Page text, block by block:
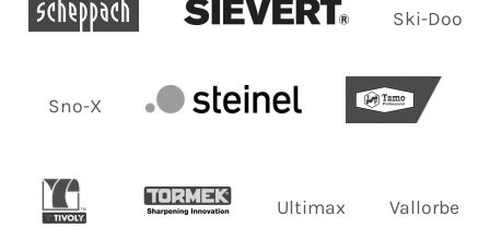
Ski-Doo
Sno-X
Ultimax Vallorbe